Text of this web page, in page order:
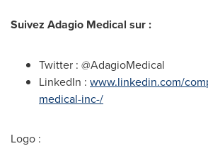
Suivez Adagio Medical sur :
Twitter : @AdagioMedical
LinkedIn : www.linkedin.com/
medical-inc-/
Logo :